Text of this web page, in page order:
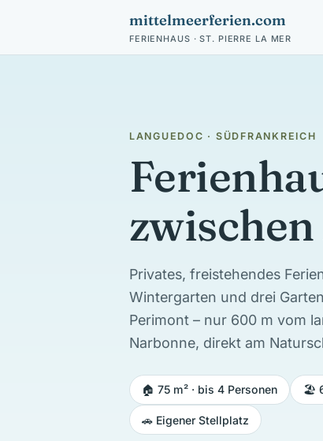
mittelmeerferien.com
FERIENHAUS · ST. PIERRE LA MER
LANGUEDOC · SÜDFRANKREICH
Privates, freistehendes
Wintergarten und drei
Perimont – nur 600 m vom
Narbonne, direkt am
🏠 75 m² · bis 4 Personen 🏖️
🚗 Eigener Stellplatz